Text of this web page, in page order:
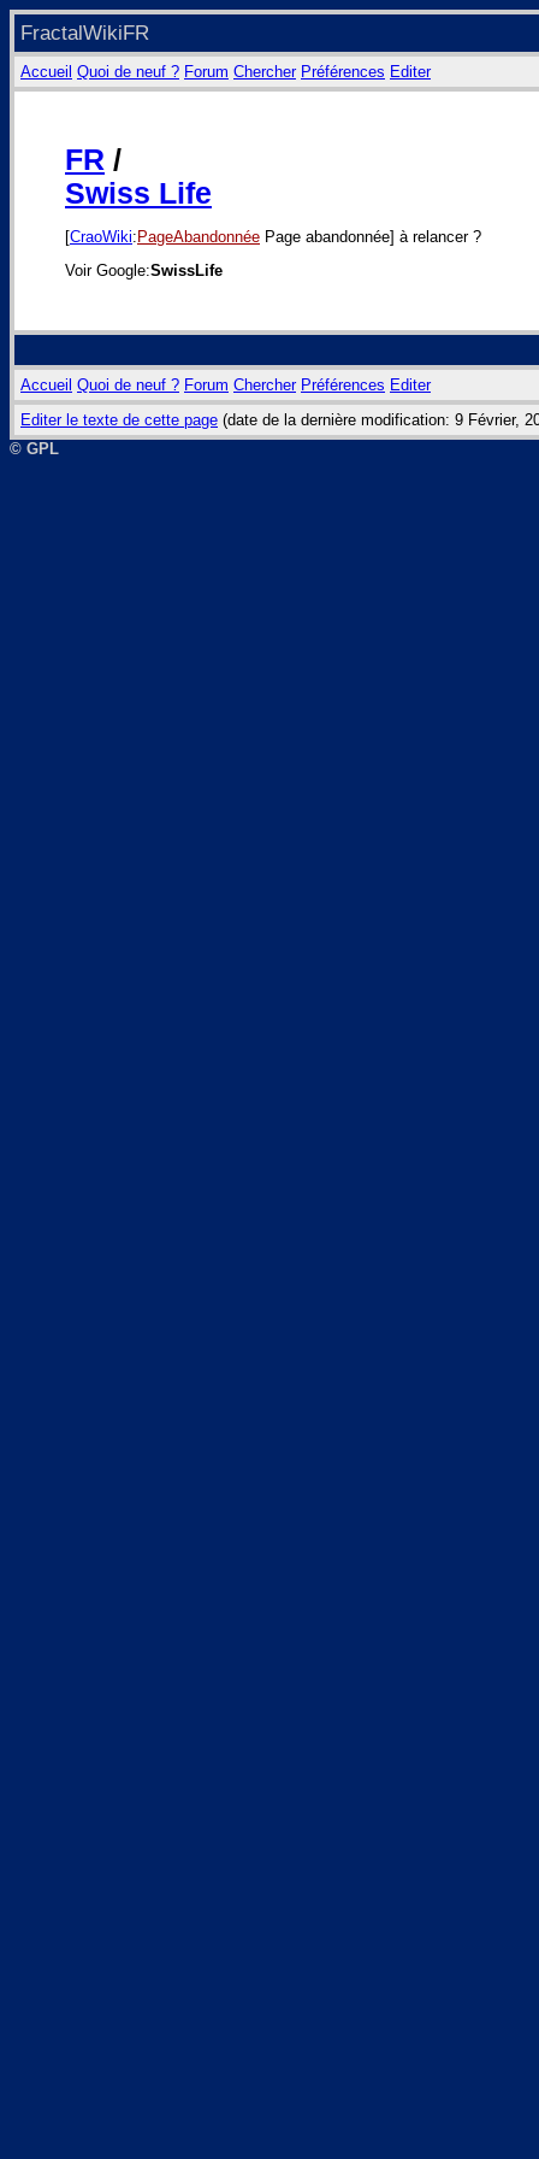
FractalWikiFR
Accueil Quoi de neuf ? Forum Chercher Préférences Editer
FR /
Swiss Life
[CraoWiki: PageAbandonnée Page abandonnée] à relancer ?
Voir Google:SwissLife
Accueil Quoi de neuf ? Forum Chercher Préférences Editer
Editer le texte de cette page (date de la dernière modification: 9 Février,
© GPL